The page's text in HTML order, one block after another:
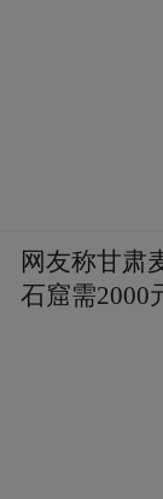
网友称甘肃
石窟需2000